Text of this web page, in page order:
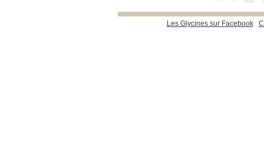
Les Glycines sur Facebook